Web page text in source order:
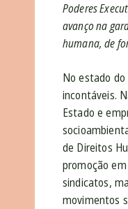
Poderes
avanço na
humana,de
No estado do
incontáveis.
Estado e
de Direitos
promoção
sindicatos,
movimentos